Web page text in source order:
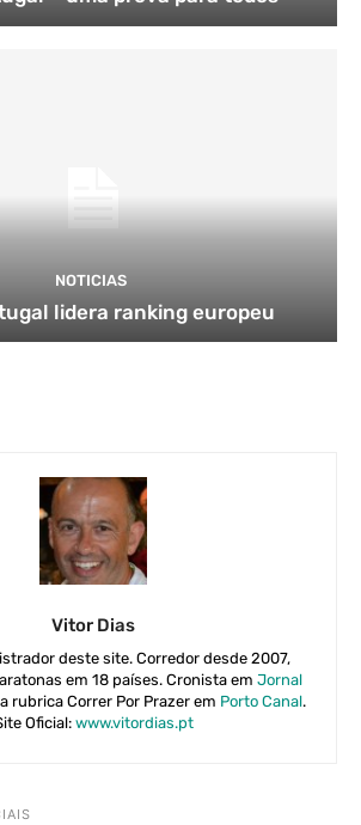
NOTICIAS
lidera ranking europeu
Vitor Dias
deste site. Corredor desde 2007,
em 18 países. Cronista em Jornal
rubrica Correr Por Prazer em Porto Canal.
Oficial: www.vitordias.pt